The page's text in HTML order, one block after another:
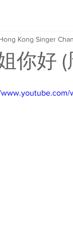
你好 (
Kong Singer